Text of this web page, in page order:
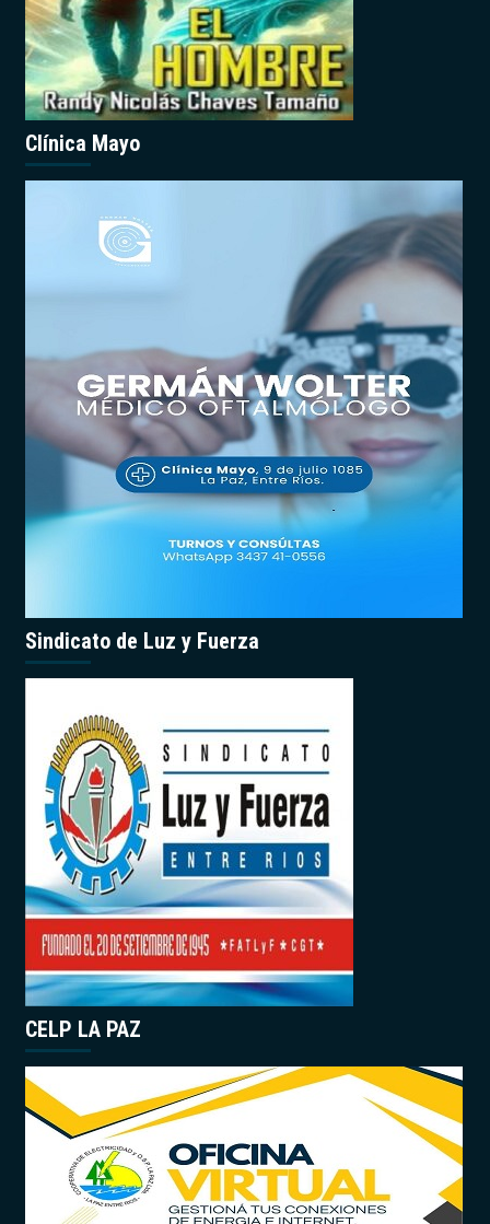
Clínica Mayo
Sindicato de Luz y Fuerza
CELP LA PAZ